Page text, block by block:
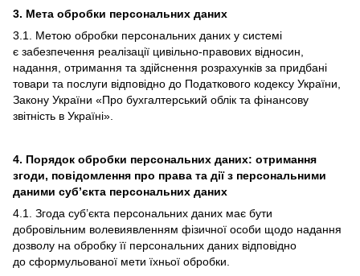
3. Мета обробки персональних даних
3.1. Метою обробки персональних даних у системі
є забезпечення реалізації цивільно-правових відносин,
надання, отримання та здійснення розрахунків за придбані
товари та послуги відповідно до Податкового кодексу України,
Закону України «Про бухгалтерський облік та фінансову
звітність в Україні».
4. Порядок обробки персональних даних: отримання
згоди, повідомлення про права та дії з персональними
даними суб’єкта персональних даних
4.1. Згода суб’єкта персональних даних має бути
добровільним волевиявленням фізичної особи щодо надання
дозволу на обробку її персональних даних відповідно
до сформульованої мети їхньої обробки.